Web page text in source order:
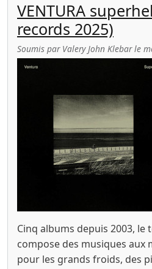
VENTURA
records 2025)
Soumis par Valery John Klebarle
Cinq albums depuis 2003, le
compose des musiques aux
pour les grands froids, des